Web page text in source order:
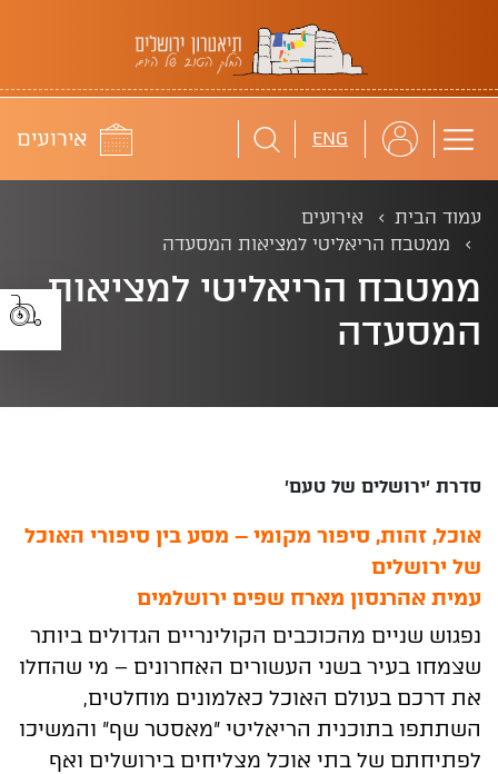
תיאטרון ירושלים
ENG לוח
אירועים
עמוד הבית
אירועים
ממטבח הריאליטי למציאות המסעדה
ממטבח הריאליטי למציאות
המסעדה
סדרת 'ירושלים של טעם'
אוכל, זהות, סיפור מקומי – מסע בין סיפורי האוכל
של ירושלים
עמית אהרנסון מארח שפים ירושלמים
נפגוש שניים מהכוכבים הקולינריים הגדולים ביותר
שצמחו בעיר בשני העשורים האחרונים – מי שהחלו
את דרכם בעולם האוכל כאלמונים מוחלטים,
השתתפו בתוכנית הריאליטי "מאסטר שף" והמשיכו
לפתיחתם של בתי אוכל מצליחים בירושלים ואף